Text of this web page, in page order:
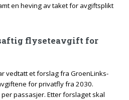
en heving av taket for avgiftsplikt
flyseteavgift for
vedtatt et forslag fra GroenLinks-
for privatfly fra 2030.
per passasjer. Etter forslaget skal